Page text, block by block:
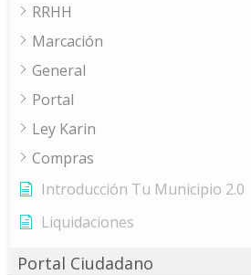
RRHH
Marcación
General
Portal
Ley Karin
Compras
Introducción Tu Municipio 2.0
Liquidaciones
Portal Ciudadano